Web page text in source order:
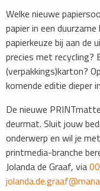
Welke nieuwe
papier in een
papierkeuze bij aan
precies met recycling?
(verpakkings)karton?
komende editie dieper
De nieuwe
deurmat. Sluit jouw
onderwerp en wil je
printmedia-branche
Jolanda de Graaf, via